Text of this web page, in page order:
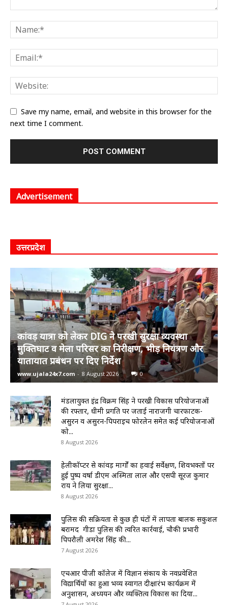
Save my name, email, and website in this browser for the
next time I comment.
Advertisement
उत्तरप्रदेश
कांवड़ यात्रा को लेकर DIG ने परखी सुरक्षा व्यवस्था
मुक्तिघाट व मेला परिसर का निरीक्षण, भीड़ नियंत्रण और
यातायात प्रबंधन पर दिए निर्देश
www.ujala24x7.com - 8 August 2026 0
मंडलायुक्त इंद्र विक्रम सिंह ने परखी विकास परियोजनाओं
की रफ्तार, धीमी प्रगति पर जताई नाराजगी चारफाटक-
असुरन व असुरन-पिपराइच फोरलेन समेत कई परियोजनाओं
को...
8 August 2026
हेलीकॉप्टर से कांवड़ मार्गों का हवाई सर्वेक्षण, शिवभक्तों पर
हुई पुष्प वर्षा डीएम अस्मिता लाल और एसपी सूरज कुमार
राय ने लिया सुरक्षा...
8 August 2026
पुलिस की सक्रियता से कुछ ही घंटों में लापता बालक सकुशल
बरामद गीडा पुलिस की त्वरित कार्रवाई, चौकी प्रभारी
पिपरौली अमरेश सिंह की...
7 August 2026
एचआर पीजी कॉलेज में विज्ञान संकाय के नवप्रवेशित
विद्यार्थियों का हुआ भव्य स्वागत दीक्षारंभ कार्यक्रम में
अनुशासन, अध्ययन और व्यक्तित्व विकास का दिया...